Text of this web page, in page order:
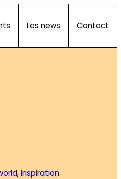
Les news Contact
, inspiration